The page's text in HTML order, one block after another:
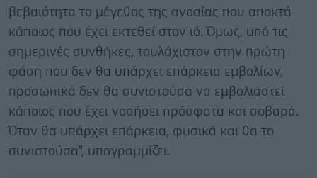
βεβαιότητα το μέγεθος της ανοσίας που αποκτά
κάποιος που έχει εκτεθεί στον ιό. Όμως, υπό τις
σημερινές συνθήκες, τουλάχιστον στην πρώτη
φάση που δεν θα υπάρχει επάρκεια εμβολίων,
προσωπικά δεν θα συνιστούσα να εμβολιαστεί
κάποιος που έχει νοσήσει πρόσφατα και σοβαρά.
Όταν θα υπάρχει επάρκεια, φυσικά και θα το
συνιστούσα", υπογραμμίζει.